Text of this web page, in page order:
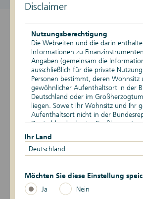
Disclaimer
Nutzungsberechtigung
Die Webseiten und die darin
Informationen zu
Angaben (gemeinsam die
ausschließlich für die private
Personen bestimmt, deren Wohnsitz
gewöhnlicher Aufenthaltsort in der
Deutschland oder im
liegen. Soweit Ihr Wohnsitz und Ihr
Aufenthaltsort nicht in der
Deutschland oder im
liegen, ist Ihnen die Nutzung dieser
gestattet. Durch die Nutzung dieser
bestätigen Sie, dass Ihr Wohnsitz
Vertriebsbeschränkungen
Die auf den Webseiten enthaltenen
Ihr Land
Deutschland
Möchten Sie diese Einstellung
Ja
Nein
Produktdetails
Basiswert
Szenario-Rechner
Publikationen
Datum Ereignis
07.04.2026 Risikoindikator